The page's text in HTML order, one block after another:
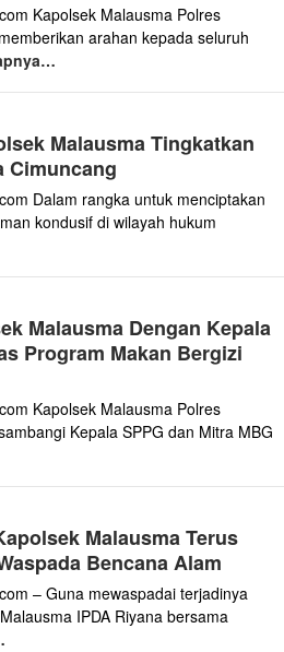
Kapolsek Malausma Polres
arahan kepada seluruh
Malausma Tingkatkan
Cimuncang
Dalam rangka untuk menciptakan
kondusif di wilayah hukum
Malausma Dengan Kepala
Program Makan Bergizi
Kapolsek Malausma Polres
Kepala SPPG dan Mitra MBG
Malausma Terus
Bencana Alam
– Guna mewaspadai terjadinya
IPDA Riyana bersama